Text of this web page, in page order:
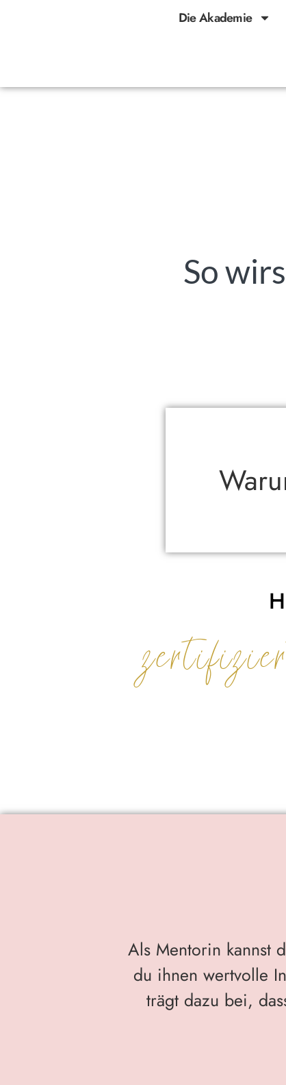
Die Akademie
So
Als Mentorin kannst
du ihnen wertvolle
trägt dazu bei,